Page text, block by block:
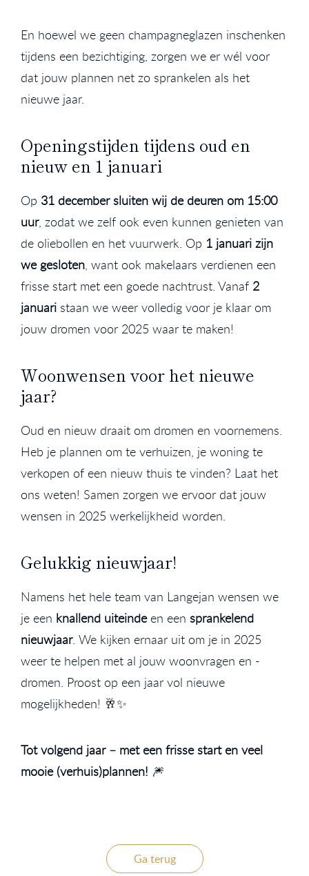
En hoewel we geen champagneglazen inschenken
tijdens een bezichtiging, zorgen we er wél voor
dat jouw plannen net zo sprankelen als het
nieuwe jaar.
Openingstijden tijdens oud en
nieuw en 1 januari
Op 31 december sluiten wij de deuren om 15:00
uur, zodat we zelf ook even kunnen genieten van
de oliebollen en het vuurwerk. Op 1 januari zijn
we gesloten, want ook makelaars verdienen een
frisse start met een goede nachtrust. Vanaf 2
januari staan we weer volledig voor je klaar om
jouw dromen voor 2025 waar te maken!
Woonwensen voor het nieuwe
jaar?
Oud en nieuw draait om dromen en voornemens.
Heb je plannen om te verhuizen, je woning te
verkopen of een nieuw thuis te vinden? Laat het
ons weten! Samen zorgen we ervoor dat jouw
wensen in 2025 werkelijkheid worden.
Gelukkig nieuwjaar!
Namens het hele team van Langejan wensen we
je een knallend uiteindeen een sprankelend
nieuwjaar. We kijken ernaar uit om je in 2025
weer te helpen met al jouw woonvragen en -
dromen. Proost op een jaar vol nieuwe
mogelijkheden! 🥂✨
Tot volgend jaar – met een frisse start en veel
mooie (verhuis)plannen! 🎆
Ga terug